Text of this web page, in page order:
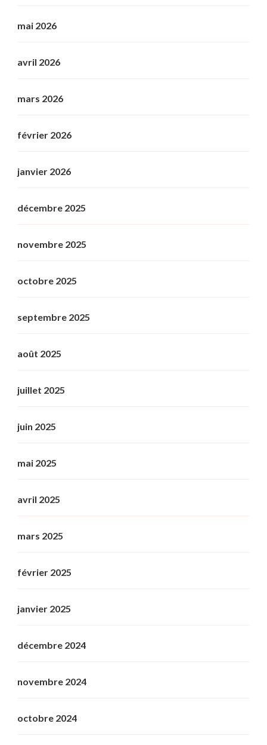
mai 2026
avril 2026
mars 2026
février 2026
janvier 2026
décembre 2025
novembre 2025
octobre 2025
septembre 2025
août 2025
juillet 2025
juin 2025
mai 2025
avril 2025
mars 2025
février 2025
janvier 2025
décembre 2024
novembre 2024
octobre 2024